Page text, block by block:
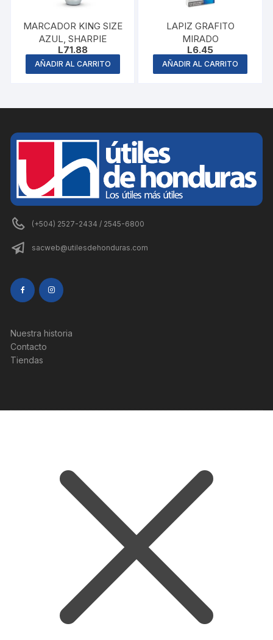
MARCADOR KING SIZE
AZUL, SHARPIE
L71.88
AÑADIR AL CARRITO
LAPIZ GRAFITO
MIRADO
L6.45
AÑADIR AL CARRITO
(+504) 2527-2434 / 2545-6800
sacweb@utilesdehonduras.com
Nuestra historia
Contacto
Tiendas